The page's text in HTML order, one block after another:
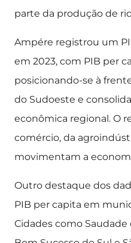
parte da produção de
Ampére registrou um
em 2023, com PIB per
posicionando-se à
do Sudoeste e
econômica regional. O
comércio, da
movimentam a
Outro destaque dos
PIB per capita em
Cidades como